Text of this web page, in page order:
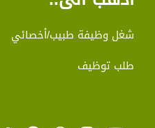
شغل وظيفة طبيب/أخصائي
طلب توظيف